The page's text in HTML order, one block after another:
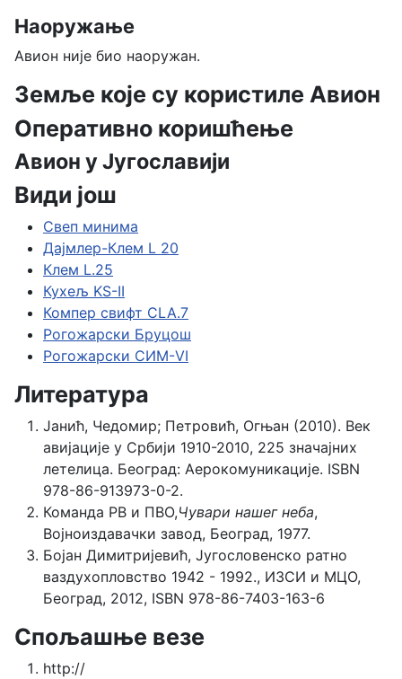
Наоружање
Авион није био наоружан.
Земље које су користиле Авион
Оперативно коришћење
Авион у Југославији
Види још
Свеп минима
Дајмлер-Клем L 20
Клем L.25
Кухељ KS-II
Компер свифт CLA.7
Рогожарски Бруцош
Рогожарски СИМ-VI
Литература
Јанић, Чедомир; Петровић, Огњан (2010). Век
авијације у Србији 1910-2010, 225 значајних
летелица. Београд: Аерокомуникације. ISBN
978-86-913973-0-2.
Команда РВ и ПВО,Чувари нашег неба,
Војноиздавачки завод, Београд, 1977.
Бојан Димитријевић, Југословенско ратно
ваздухопловство 1942 - 1992., ИЗСИ и МЦО,
Београд, 2012, ISBN 978-86-7403-163-6
Спољашње везе
http://